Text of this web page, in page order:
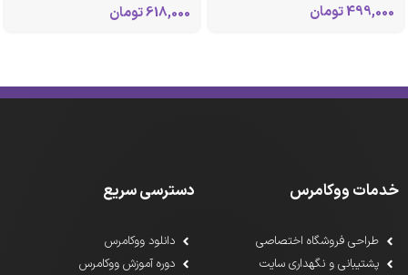
499,000تومان
618,000تومان
خدمات ووکامرس
طراحی فروشگاه اختصاصی
پشتیبانی و نگهداری سایت
دسترسی سریع
دانلود ووکامرس
دوره آموزش ووکامرس